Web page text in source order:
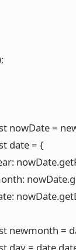
const nowDate =
date = {
year:
month:
date:
const
const day =